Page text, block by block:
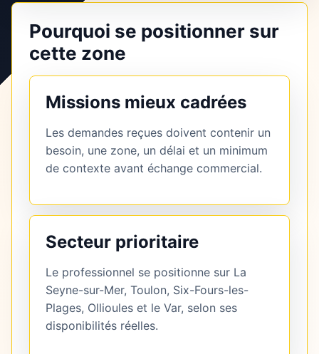
Pourquoi se positionner sur
cette zone
Missions mieux cadrées
Les demandes reçues doivent contenir un
besoin, une zone, un délai et un minimum
de contexte avant échange commercial.
Secteur prioritaire
Le professionnel se positionne sur La
Seyne-sur-Mer, Toulon, Six-Fours-les-
Plages, Ollioules et le Var, selon ses
disponibilités réelles.